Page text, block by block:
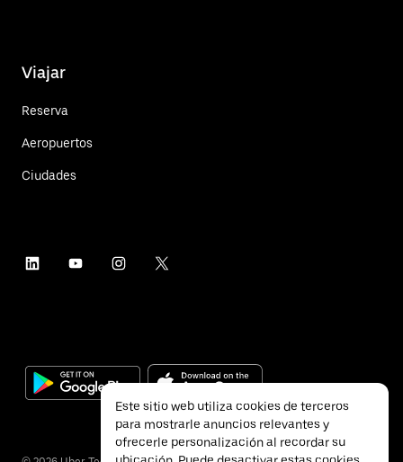
Viajar
Reserva
Aeropuertos
Ciudades
Este sitio web utiliza cookies de terceros
para mostrarle anuncios relevantes y
ofrecerle personalización al recordar su